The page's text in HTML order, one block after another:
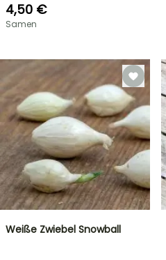
4,50 €
Samen
Weiße Zwiebel Snowball